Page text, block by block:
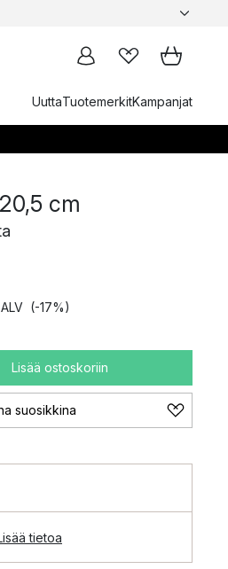
UuttaTuotemerkitKampanjat
cm
(-17%)
Lisää ostoskoriin
suosikkina
tietoa